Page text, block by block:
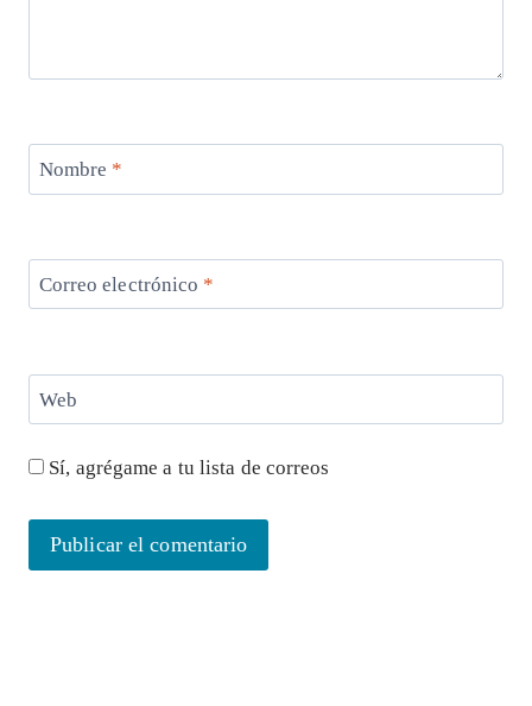
Nombre *
Correo electrónico *
Web
Sí, agrégame a tu lista de correos